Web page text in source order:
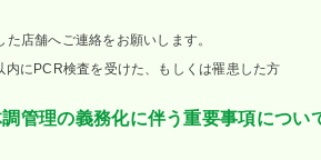
店舗へご連絡をお願いします。
内にPCR検査を受けた、もしくは罹患した方
管理の義務化に伴う重要事項につい